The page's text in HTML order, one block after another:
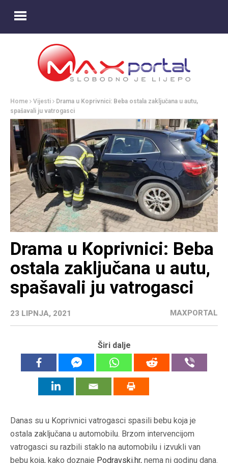
Home Vijesti
Drama u Koprivnici: Beba ostala zaključana u autu,
spašavali ju vatrogasci
Drama u Koprivnici: Beba
ostala zaključana u autu,
spašavali ju vatrogasci
23 LIPNJA, 2021 MAXPORTAL
Širi dalje
Danas su u Koprivnici vatrogasci spasili bebu koja je
ostala zaključana u automobilu. Brzom intervencijom
vatrogasci su razbili staklo na automobilu i izvukli van
bebu koja, kako doznaje Podravski.hr, nema ni godinu dana.